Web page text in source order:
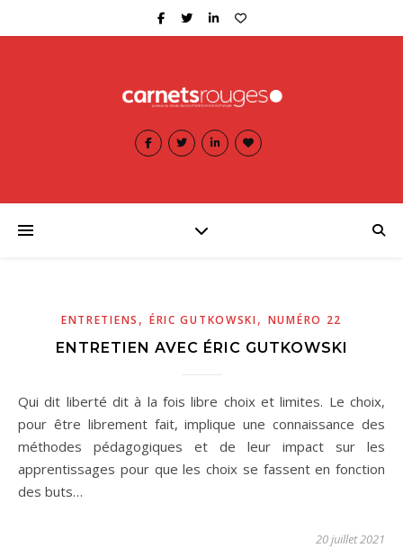
ENTRETIENS , ÉRIC GUTKOWSKI, NUMÉRO 22
ENTRETIEN AVEC ÉRIC GUTKOWSKI
Qui dit liberté dit à la fois libre choix et limites. Le choix,
pour être librement fait, implique une connaissance des
méthodes pédagogiques et de leur impact sur les
apprentissages pour que les choix se fassent en fonction
des buts…
20 juillet 2021